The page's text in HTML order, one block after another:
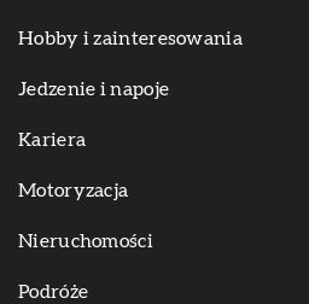
Hobby i zainteresowania
Jedzenie i napoje
Kariera
Motoryzacja
Nieruchomości
Podróże